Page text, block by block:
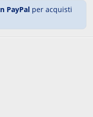
PayPal per acquisti